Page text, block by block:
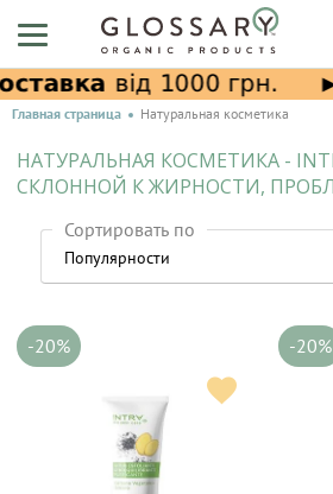
Главная страница Натуральная косметика
НАТУРАЛЬНАЯ КОСМЕТИКА -
СКЛОННОЙ К ЖИРНОСТИ,
Сортировать по
-20% -20%